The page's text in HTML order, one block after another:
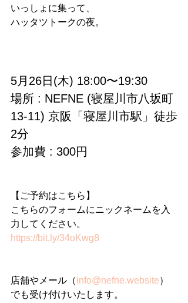
いっしょに集って、
ハッタツトークの夜。
5月26日(木) 18:00〜19:30
場所 : NEFNE (寝屋川市八坂町
13-11) 京阪「寝屋川市駅」徒歩
2分
参加費 : 300円
【ご予約はこちら】
こちらのフォームにニックネームを入
力してください。
https://bit.ly/34oKwg8
店舗やメール（info@nefne.website）
でも受け付けいたします。